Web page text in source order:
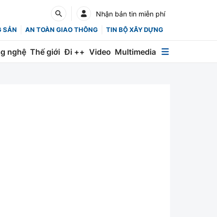
Nhận bản tin miễn phí
SẢN AN TOÀN GIAO THÔNG TIN BỘ XÂY DỰNG
nghệ Thế giới Đi ++ Video Multimedia